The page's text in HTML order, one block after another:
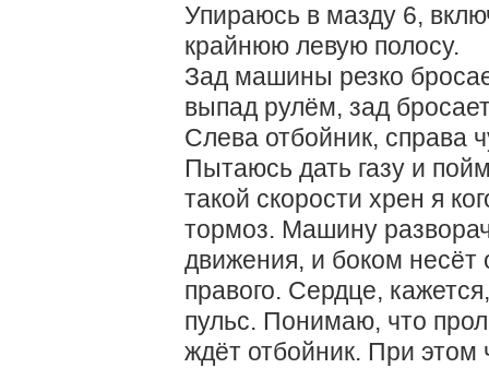
Упираюсь в мазду 6,
крайнюю левую полосу.
Зад машины резко
выпад рулём, зад
Слева отбойник, справа
Пытаюсь дать газу и
такой скорости хрен я
тормоз. Машину
движения, и боком несёт
правого. Сердце,
пульс. Понимаю, что
ждёт отбойник. При этом